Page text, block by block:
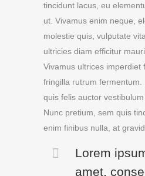
tincidunt lacus, eu
ut. Vivamus enim neque,
molestie quis, vulputate
ultricies diam efficitur
Vivamus ultrices imperdiet
fringilla rutrum fermentum.
quis felis auctor
Nunc pretium, sem quis
enim finibus nulla, at
Lorem
amet,